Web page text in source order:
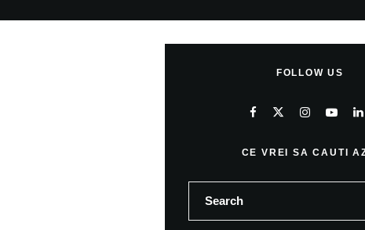
FOLLOW US
CE VREI SA CAUTI